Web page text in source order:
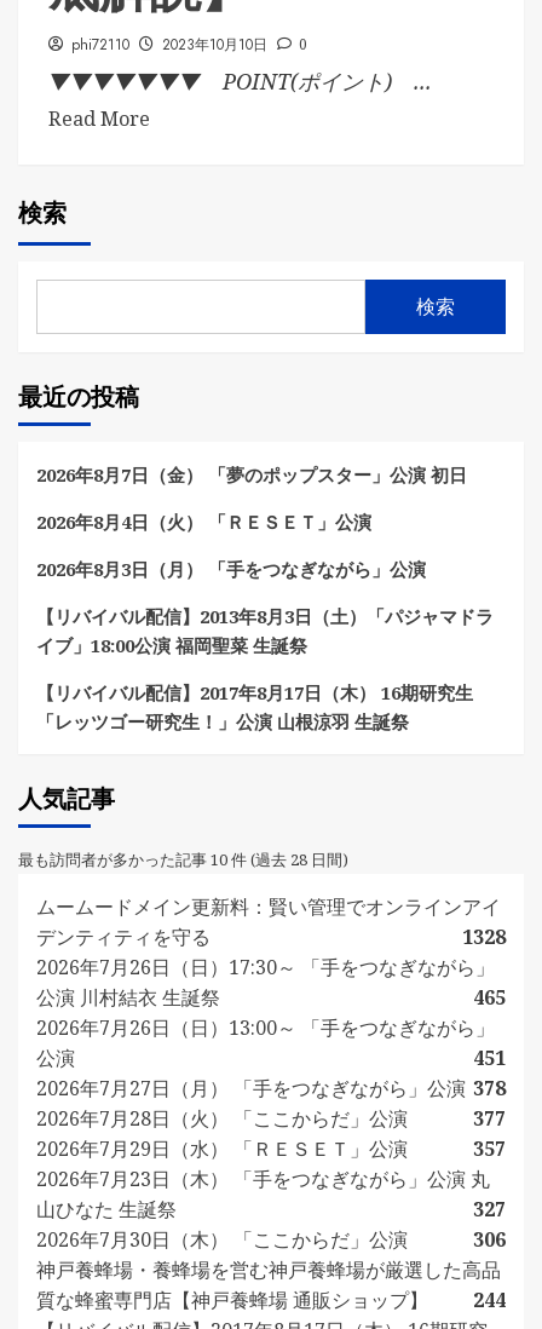
phi72110 2023年10月10日 0
▼▼▼▼▼▼▼ POINT(ポイント) ...
Read More
検索
検索
最近の投稿
2026年8月7日（金） 「夢のポップスター」公演 初日
2026年8月4日（火） 「ＲＥＳＥＴ」公演
2026年8月3日（月） 「手をつなぎながら」公演
【リバイバル配信】2013年8月3日（土）「パジャマドラ
イブ」18:00公演 福岡聖菜 生誕祭
【リバイバル配信】2017年8月17日（木） 16期研究生
「レッツゴー研究生！」公演 山根涼羽 生誕祭
人気記事
最も訪問者が多かった記事 10 件 (過去 28 日間)
ムームードメイン更新料：賢い管理でオンラインアイ
デンティティを守る
1328
2026年7月26日（日）17:30～ 「手をつなぎながら」
公演 川村結衣 生誕祭
465
2026年7月26日（日）13:00～ 「手をつなぎながら」
公演
451
2026年7月27日（月） 「手をつなぎながら」公演 378
2026年7月28日（火） 「ここからだ」公演
377
2026年7月29日（水） 「ＲＥＳＥＴ」公演
357
2026年7月23日（木） 「手をつなぎながら」公演 丸
山ひなた 生誕祭
327
2026年7月30日（木） 「ここからだ」公演
306
神戸養蜂場・養蜂場を営む神戸養蜂場が厳選した高品
質な蜂蜜専門店【神戸養蜂場 通販ショップ】
244